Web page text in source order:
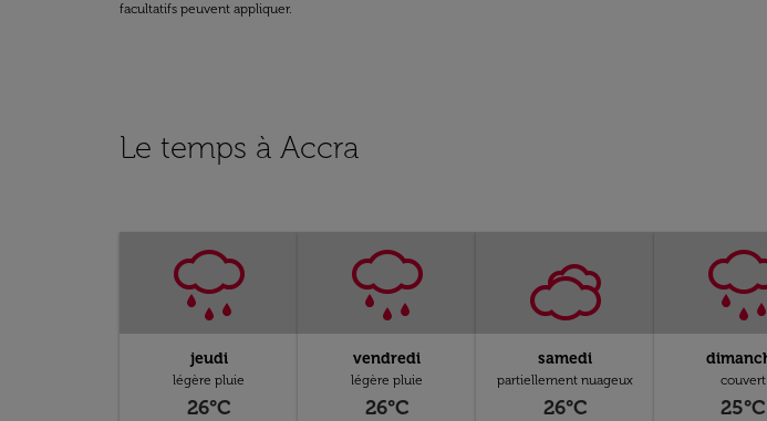
facultatifs peuvent appliquer.
Le temps à Accra
jeudi
légère pluie
26°C
vendredi
légère pluie
26°C
samedi
partiellement nuageux
26°C
couvert
25°C